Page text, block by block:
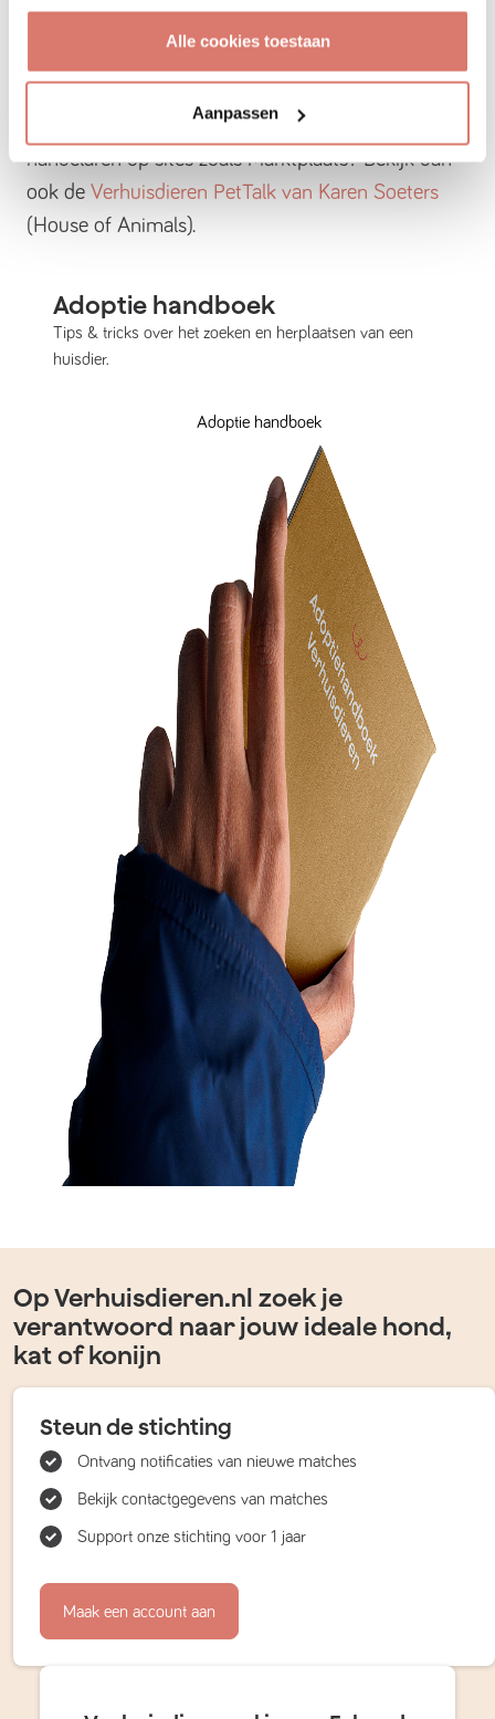
Alle cookies toestaan
Aanpassen
PetTalk Karen Soeters over
illegale broodfok honden
Wil jij meer weten over illegale broodfok en
handelaren op sites zoals Marktplaats? Bekijk dan
ook de Verhuisdieren PetTalk van Karen Soeters
(House of Animals).
Adoptie handboek
Tips & tricks over het zoeken en herplaatsen van een
huisdier.
Adoptie handboek
Op Verhuisdieren.nl zoek je
verantwoord naar jouw ideale hond,
kat of konijn
Steun de stichting
Ontvang notificaties van nieuwe matches
Bekijk contactgegevens van matches
Support onze stichting voor 1 jaar
Maak een account aan